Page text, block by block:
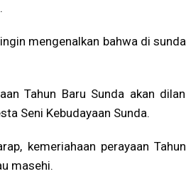
mengenalkan bahwa di
Tahun Baru Sunda akan
Seni Kebudayaan Sunda.
kemeriahaan perayaan
masehi.